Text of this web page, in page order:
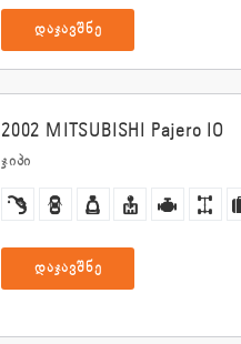
დაჯავშნე
2002 MITSUBISHI Pajero IO
ჯიპი
დაჯავშნე